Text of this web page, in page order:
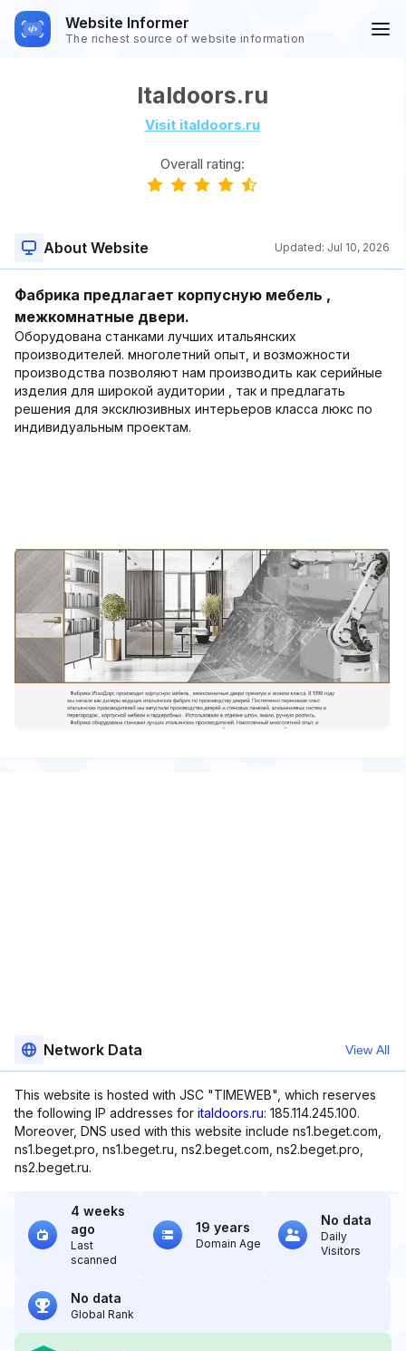
Website Informer
The richest source of website information
Italdoors.ru
Visit italdoors.ru
Overall rating:
About Website Updated: Jul 10, 2026
Фабрика предлагает корпусную мебель ,
межкомнатные двери.
Оборудована станками лучших итальянских
производителей. многолетний опыт, и возможности
производства позволяют нам производить как серийные
изделия для широкой аудитории , так и предлагать
решения для эксклюзивных интерьеров класса люкс по
индивидуальным проектам.
Network Data View All
This website is hosted with JSC "TIMEWEB", which reserves
the following IP addresses for italdoors.ru: 185.114.245.100.
Moreover, DNS used with this website include ns1.beget.com,
ns1.beget.pro, ns1.beget.ru, ns2.beget.com, ns2.beget.pro,
ns2.beget.ru.
4 weeks
ago
Last
scanned
19 years
Domain Age
No data
Daily
Visitors
No data
Global Rank